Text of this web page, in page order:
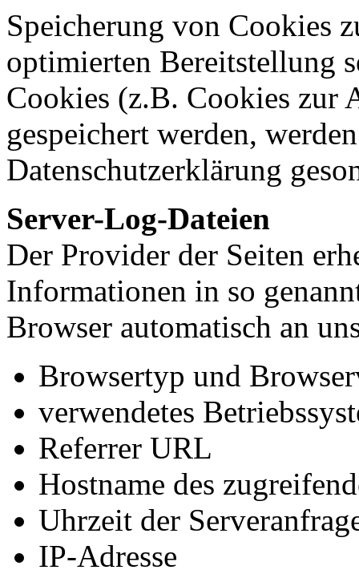
Speicherung von Cookies
optimierten Bereitstellung
Cookies (z.B. Cookies zur
gespeichert werden,
Datenschutzerklärung
Server-Log-Dateien
Der Provider der Seiten
Informationen in so
Browser automatisch an
Browsertyp und
verwendetes
Referrer URL
Hostname des
Uhrzeit der
IP-Adresse